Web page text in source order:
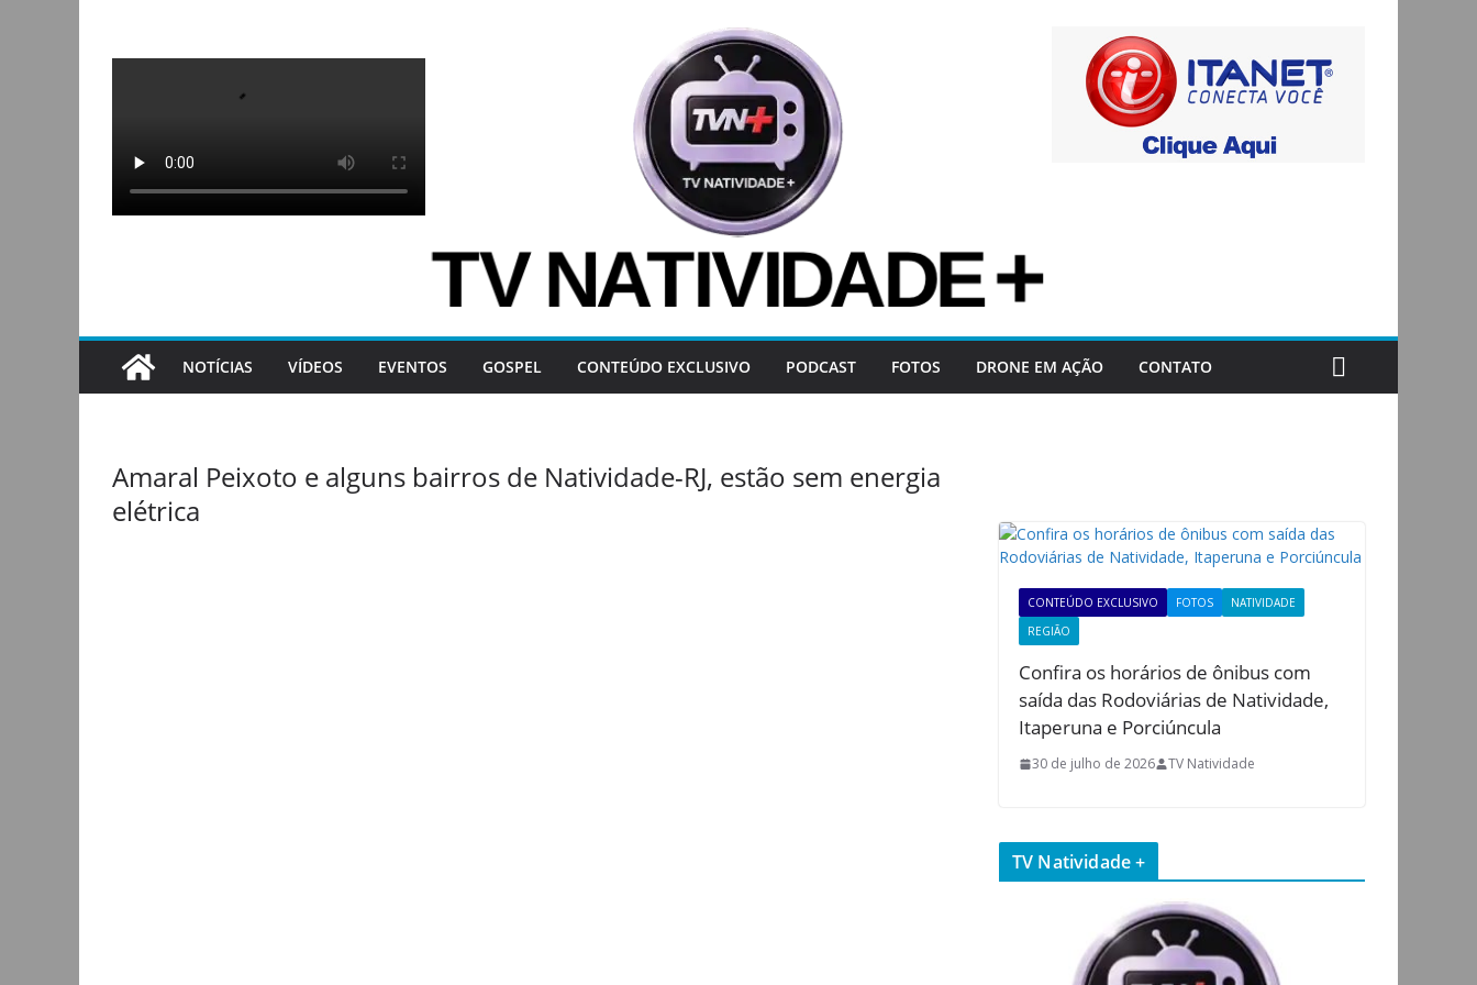
NOTÍCIAS VÍDEOS EVENTOS GOSPEL CONTEÚDO EXCLUSIVO PODCAST FOTOS DRONE EM AÇÃO CONTATO
Amaral Peixoto e alguns bairros de Natividade-RJ, estão sem energia
elétrica
CONTEÚDO EXCLUSIVO FOTOS
NATIVIDADE
REGIÃO
Confira os horários de ônibus com
saída das Rodoviárias de Natividade,
Itaperuna e Porciúncula
30 de julho de 2026 TV Natividade
TV Natividade +